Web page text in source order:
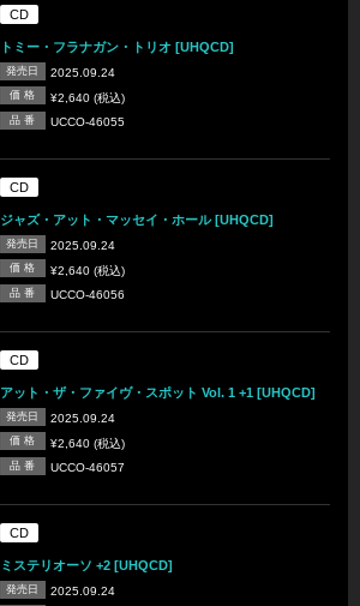
CD
トミー・フラナガン・トリオ [UHQCD]
発売日 2025.09.24
価 格 ¥2,640 (税込)
品 番 UCCO-46055
CD
ジャズ・アット・マッセイ・ホール [UHQCD]
発売日 2025.09.24
価 格 ¥2,640 (税込)
品 番 UCCO-46056
CD
アット・ザ・ファイヴ・スポット Vol. 1 +1 [UHQCD]
発売日 2025.09.24
価 格 ¥2,640 (税込)
品 番 UCCO-46057
CD
ミステリオーソ +2 [UHQCD]
発売日 2025.09.24